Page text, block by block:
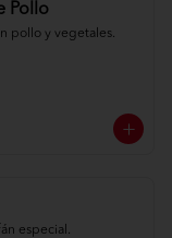
Pollo
pollo y vegetales.
especial.